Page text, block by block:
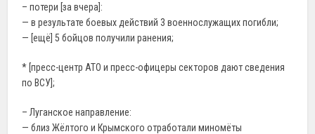
– потери [за вчера]:
— в результате боевых действий 3 военнослужащих погибли;
— [ещё] 5 бойцов получили ранения;
* [пресс-центр АТО и пресс-офицеры секторов дают сведения
по ВСУ];
– Луганское направление:
— близ Жёлтого и Крымского отработали миномёты